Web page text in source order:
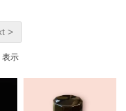
>
表示